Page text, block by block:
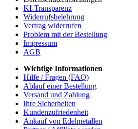
KI-Transparenz
Widerrufsbelehrung
Vertrag widerrufen
Problem mit der Bestellung
Impressum
AGB
Wichtige Informationen
Hilfe / Fragen (FAQ)
Ablauf einer Bestellung
Versand und Zahlung
Ihre Sicherheiten
Kundenzufriedenheit
Ankauf von Edelmetallen